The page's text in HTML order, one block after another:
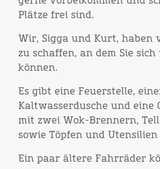
Plätze frei sind.
Wir, Sigga und Kurt, haben
zu schaffen, an dem Sie
können.
Es gibt eine Feuerstelle,
Kaltwasserdusche und eine
mit zwei Wok-Brennern,
sowie Töpfen und Utensilien
Ein paar ältere Fahrräder